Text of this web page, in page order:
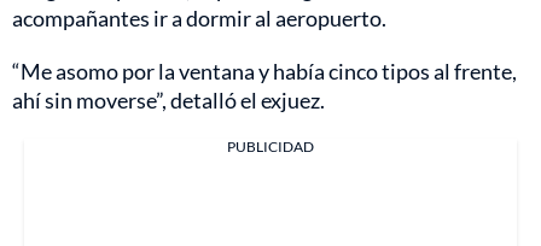
acompañantes ir a dormir al aeropuerto.
“Me asomo por la ventana y había cinco tipos al frente,
ahí sin moverse”, detalló el exjuez.
PUBLICIDAD